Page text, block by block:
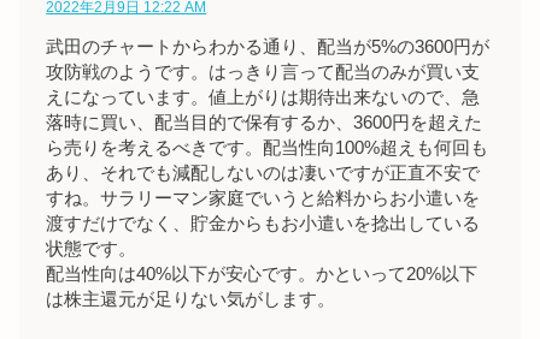
2022年2月9日 12:22 AM
武田のチャートからわかる通り、配当が5%の3600円が
攻防戦のようです。はっきり言って配当のみが買い支
えになっています。値上がりは期待出来ないので、急
落時に買い、配当目的で保有するか、3600円を超えた
ら売りを考えるべきです。配当性向100%超えも何回も
あり、それでも減配しないのは凄いですが正直不安で
すね。サラリーマン家庭でいうと給料からお小遣いを
渡すだけでなく、貯金からもお小遣いを捻出している
状態です。
配当性向は40%以下が安心です。かといって20%以下
は株主還元が足りない気がします。